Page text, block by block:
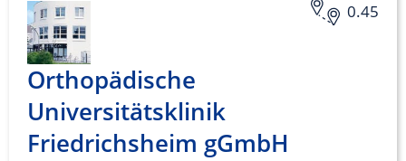
0.45
Orthopädische
Universitätsklinik
Friedrichsheim gGmbH